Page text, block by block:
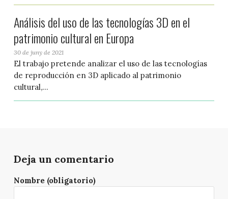
Análisis del uso de las tecnologías 3D en el
patrimonio cultural en Europa
30 de juny de 2021
El trabajo pretende analizar el uso de las tecnologías
de reproducción en 3D aplicado al patrimonio
cultural,...
Deja un comentario
Nombre (obligatorio)